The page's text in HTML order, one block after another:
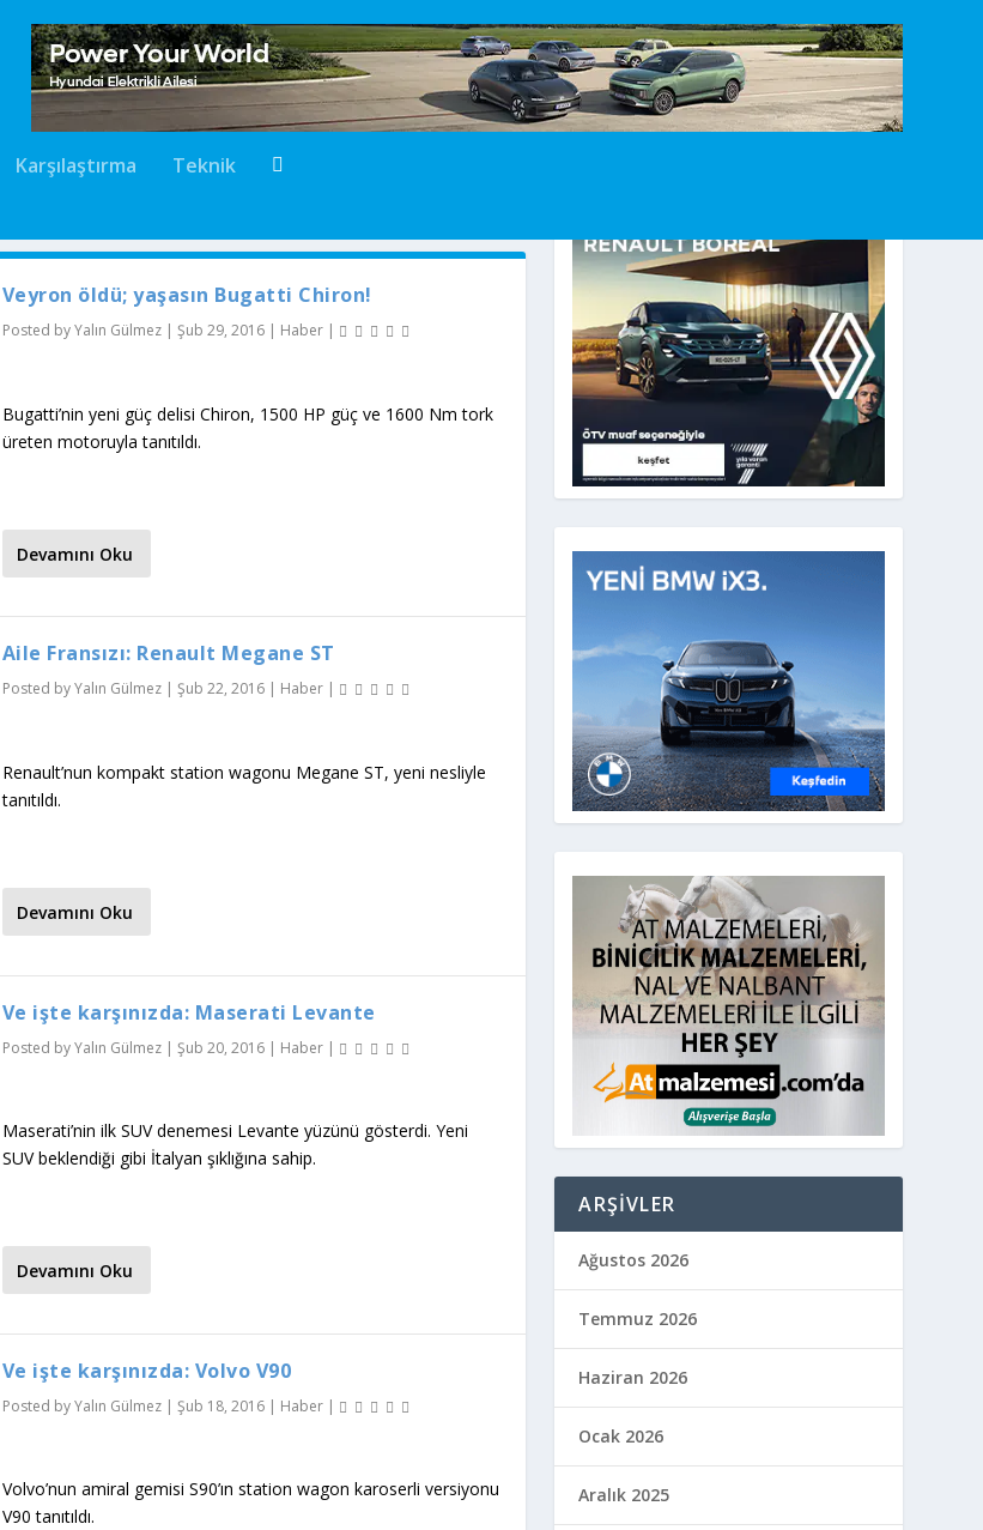
Karşılaştırma Teknik
Veyron öldü; yaşasın Bugatti Chiron!
Posted byYalın Gülmez| Şub 29, 2016| Haber|
Bugatti’nin yeni güç delisi Chiron, 1500 HP güç ve 1600 Nm tork
üreten motoruyla tanıtıldı.
Devamını Oku
Aile Fransızı: Renault Megane ST
Posted byYalın Gülmez| Şub 22, 2016| Haber|
Renault’nun kompakt station wagonu Megane ST, yeni nesliyle
tanıtıldı.
Devamını Oku
Ve işte karşınızda: Maserati Levante
Posted byYalın Gülmez| Şub 20, 2016| Haber|
Maserati’nin ilk SUV denemesi Levante yüzünü gösterdi. Yeni
SUV beklendiği gibi İtalyan şıklığına sahip.
Devamını Oku
Ve işte karşınızda: Volvo V90
Posted byYalın Gülmez| Şub 18, 2016| Haber|
Volvo’nun amiral gemisi S90’ın station wagon karoserli versiyonu
V90 tanıtıldı.
ARŞIVLER
Ağustos 2026
Temmuz 2026
Haziran 2026
Ocak 2026
Aralık 2025